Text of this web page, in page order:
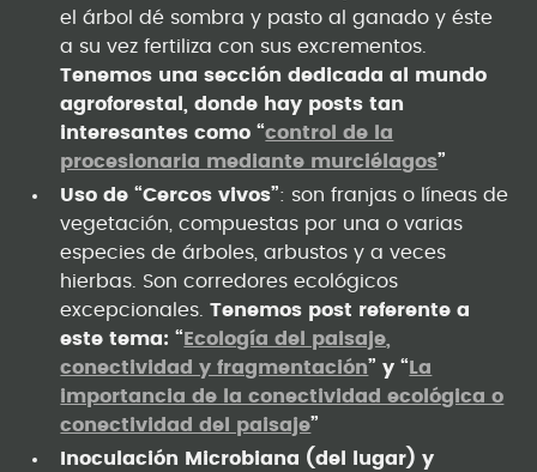
el árbol dé sombra y pasto al ganado y éste
a su vez fertiliza con sus excrementos.
Tenemos una sección dedicada al mundo
agroforestal, donde hay posts tan
interesantes como “control de la
procesionaria mediante murciélagos”
Uso de “Cercos vivos”: son franjas o líneas de
vegetación, compuestas por una o varias
especies de árboles, arbustos y a veces
hierbas. Son corredores ecológicos
excepcionales.Tenemos post referente a
este tema: “ Ecología del paisaje,
conectividad y fragmentación” y “ La
importancia de la conectividad ecológica o
conectividad del paisaje”
Inoculación Microbiana (del lugar) y